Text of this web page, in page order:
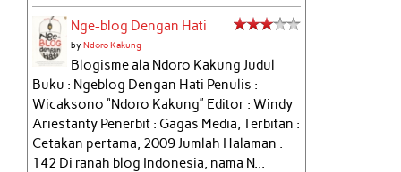
Nge-blog Dengan Hati
byNdoro Kakung
Blogisme ala Ndoro Kakung Judul
Buku : Ngeblog Dengan Hati Penulis :
Wicaksono “Ndoro Kakung” Editor : Windy
Ariestanty Penerbit : Gagas Media, Terbitan :
Cetakan pertama, 2009 Jumlah Halaman :
142 Di ranah blog Indonesia, nama N...